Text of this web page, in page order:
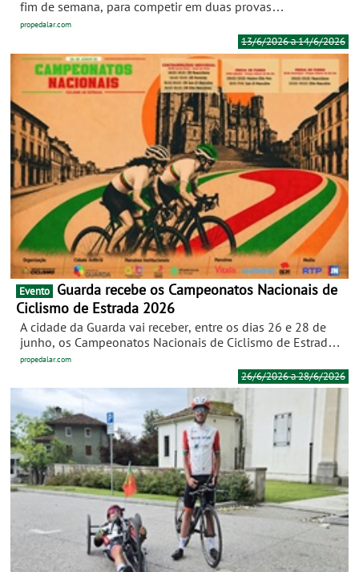
fim de semana, para competir em duas provas
internacionais do calendário UCI, em Brno, na Chéquia. O
GP Brno Track Cycling e Grand Prix Austria vão decorrer
entre sábado e domingo e vão contar com a participação
de duas ciclistas portuguesas: Daniela Campos e Patrícia
Duarte (Atum General/Tavira/Madre Fruta).
propedalar.com
13/6/2026 a 14/6/2026
Evento
Ciclismo de Estrada 2026
A cidade da Guarda vai receber, entre os dias 26 e 28 de
junho, os Campeonatos Nacionais de Ciclismo de Estrada
2026, reunindo os melhores corredores portugueses numa
das competições mais prestigiadas do calendário
velocipédico nacional.
propedalar.com
26/6/2026 a 28/6/2026